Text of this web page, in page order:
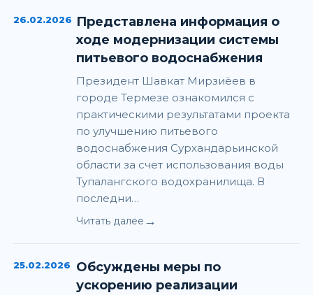
26.02.2026 Представлена информация о
ходе модернизации системы
питьевого водоснабжения
Президент Шавкат Мирзиёев в
городе Термезе ознакомился с
практическими результатами проекта
по улучшению питьевого
водоснабжения Сурхандарьинской
области за счет использования воды
Тупалангского водохранилища. В
последни…
Читать далее →
25.02.2026
Обсуждены меры по
ускорению реализации